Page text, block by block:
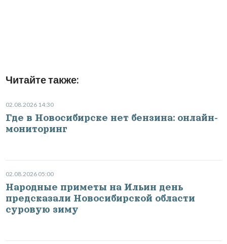
Читайте также:
02.08.2026 14:30
Где в Новосибирске нет бензина: онлайн-
мониторинг
02.08.2026 05:00
Народные приметы на Ильин день
предсказали Новосибирской области
суровую зиму